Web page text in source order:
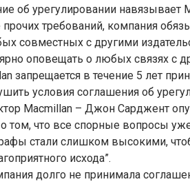
об урегулировании
требований, компания
совместных с другими
оповещать о любых связях с
запрещается в течение 5 лет
условия соглашения об
Macmillan – Джон Сарджент
том, что все спорные вопросы
стали слишком высокими,
исхода”.
долго не принимала